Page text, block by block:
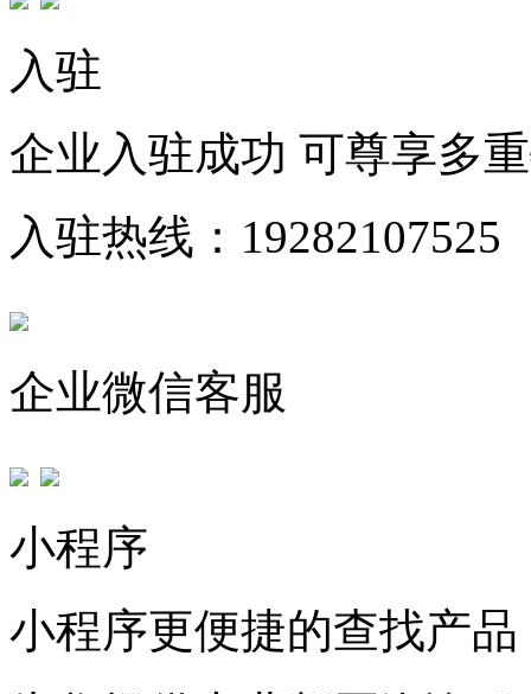
入驻
企业入驻成功 可尊享多
入驻热线：19282107525
企业微信客服
小程序
小程序更便捷的查找产品